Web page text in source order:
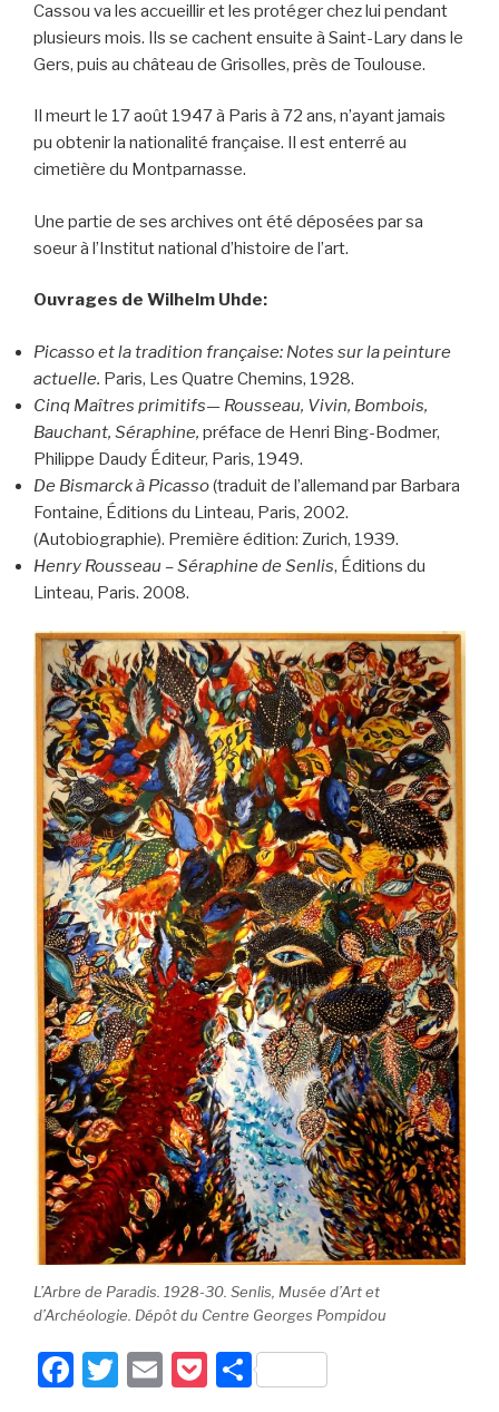
Cassou va les accueillir et les protéger chez lui pendant
plusieurs mois. Ils se cachent ensuite à Saint-Lary dans le
Gers, puis au château de Grisolles, près de Toulouse.
Il meurt le 17 août 1947 à Paris à 72 ans, n’ayant jamais
pu obtenir la nationalité française. Il est enterré au
cimetière du Montparnasse.
Une partie de ses archives ont été déposées par sa
soeur à l’Institut national d’histoire de l’art.
Ouvrages de Wilhelm Uhde:
Picasso et la tradition française: Notes sur la peinture
actuelle. Paris, Les Quatre Chemins, 1928.
Cinq Maîtres primitifs— Rousseau, Vivin, Bombois,
Bauchant, Séraphine, préface de Henri Bing-Bodmer,
Philippe Daudy Éditeur, Paris, 1949.
De Bismarck à Picasso(traduit de l’allemand par Barbara
Fontaine, Éditions du Linteau, Paris, 2002.
(Autobiographie). Première édition: Zurich, 1939.
Henry Rousseau – Séraphine de Senlis, Éditions du
Linteau, Paris. 2008.
L’Arbre de Paradis. 1928-30. Senlis, Musée d’Art et
d’Archéologie. Dépôt du Centre Georges Pompidou
F
T
E
P P